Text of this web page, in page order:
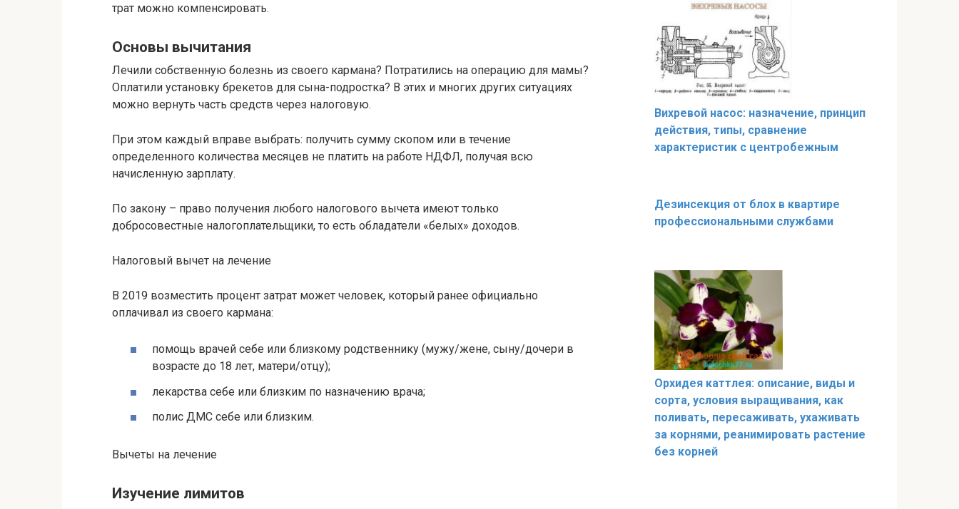
трат можно компенсировать.
Основы вычитания
Лечили собственную болезнь из своего кармана? Потратились на операцию для мамы?
Оплатили установку брекетов для сына-подростка? В этих и многих других ситуациях
можно вернуть часть средств через налоговую.
При этом каждый вправе выбрать: получить сумму скопом или в течение
определенного количества месяцев не платить на работе НДФЛ, получая всю
начисленную зарплату.
По закону – право получения любого налогового вычета имеют только
добросовестные налогоплательщики, то есть обладатели «белых» доходов.
Налоговый вычет на лечение
В 2019 возместить процент затрат может человек, который ранее официально
оплачивал из своего кармана:
помощь врачей себе или близкому родственнику (мужу/жене, сыну/дочери в
возрасте до 18 лет, матери/отцу);
лекарства себе или близким по назначению врача;
полис ДМС себе или близким.
Вычеты на лечение
Изучение лимитов
Вихревой насос: назначение, принцип
действия, типы, сравнение
характеристик с центробежным
Дезинсекция от блох в квартире
профессиональными службами
Орхидея каттлея: описание, виды и
сорта, условия выращивания, как
поливать, пересаживать, ухаживать
за корнями, реанимировать растение
без корней